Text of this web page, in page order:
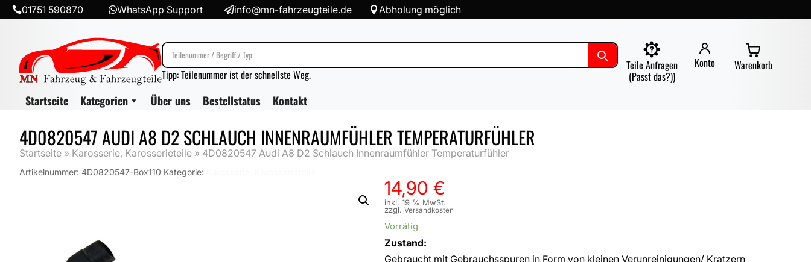
01751 590870 WhatsApp Support info@mn-fahrzeugteile.de Abholung möglich
Teile Anfragen
(Passt das?))
Konto Warenkorb
Tipp: Teilenummer ist der schnellste Weg.
Startseite Kategorien Über uns Bestellstatus Kontakt
4D0820547 AUDI A8 D2 SCHLAUCH INNENRAUMFÜHLER TEMPERATURFÜHLER
Startseite » Karosserie, Karosserieteile » 4D0820547 Audi A8 D2 Schlauch Innenraumfühler Temperaturfühler
Artikelnummer: 4D0820547-Box110 Kategorie:
14,90 €
inkl. 19 % MwSt.
zzgl. Versandkosten
Vorrätig
Zustand:
Gebraucht mit Gebrauchsspuren in Form von kleinen Verunreinigungen/ Kratzern